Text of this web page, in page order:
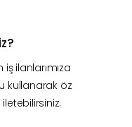
ilanlarımıza
kullanarak öz